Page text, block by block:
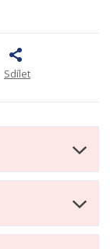
Sdílet